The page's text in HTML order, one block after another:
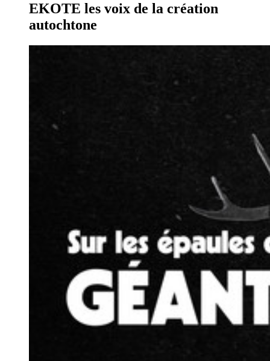
EKOTE les voix de la création
autochtone